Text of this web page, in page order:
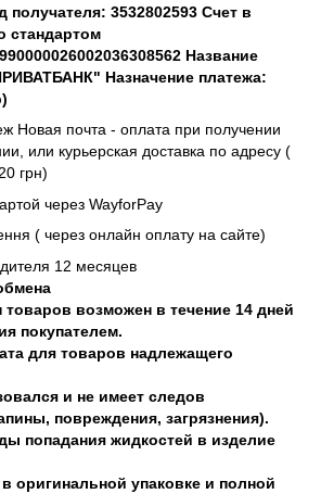
3532802593 Счет в
стандартом
Название
Назначение платежа:
Новая почта - оплата при получении
или курьерская доставка по адресу (
грн)
через WayforPay
( через онлайн оплату на сайте)
12 месяцев
возможен в течение 14 дней
покупателем.
для товаров надлежащего
и не имеет следов
повреждения, загрязнения).
попадания жидкостей в изделие
оригинальной упаковке и полной